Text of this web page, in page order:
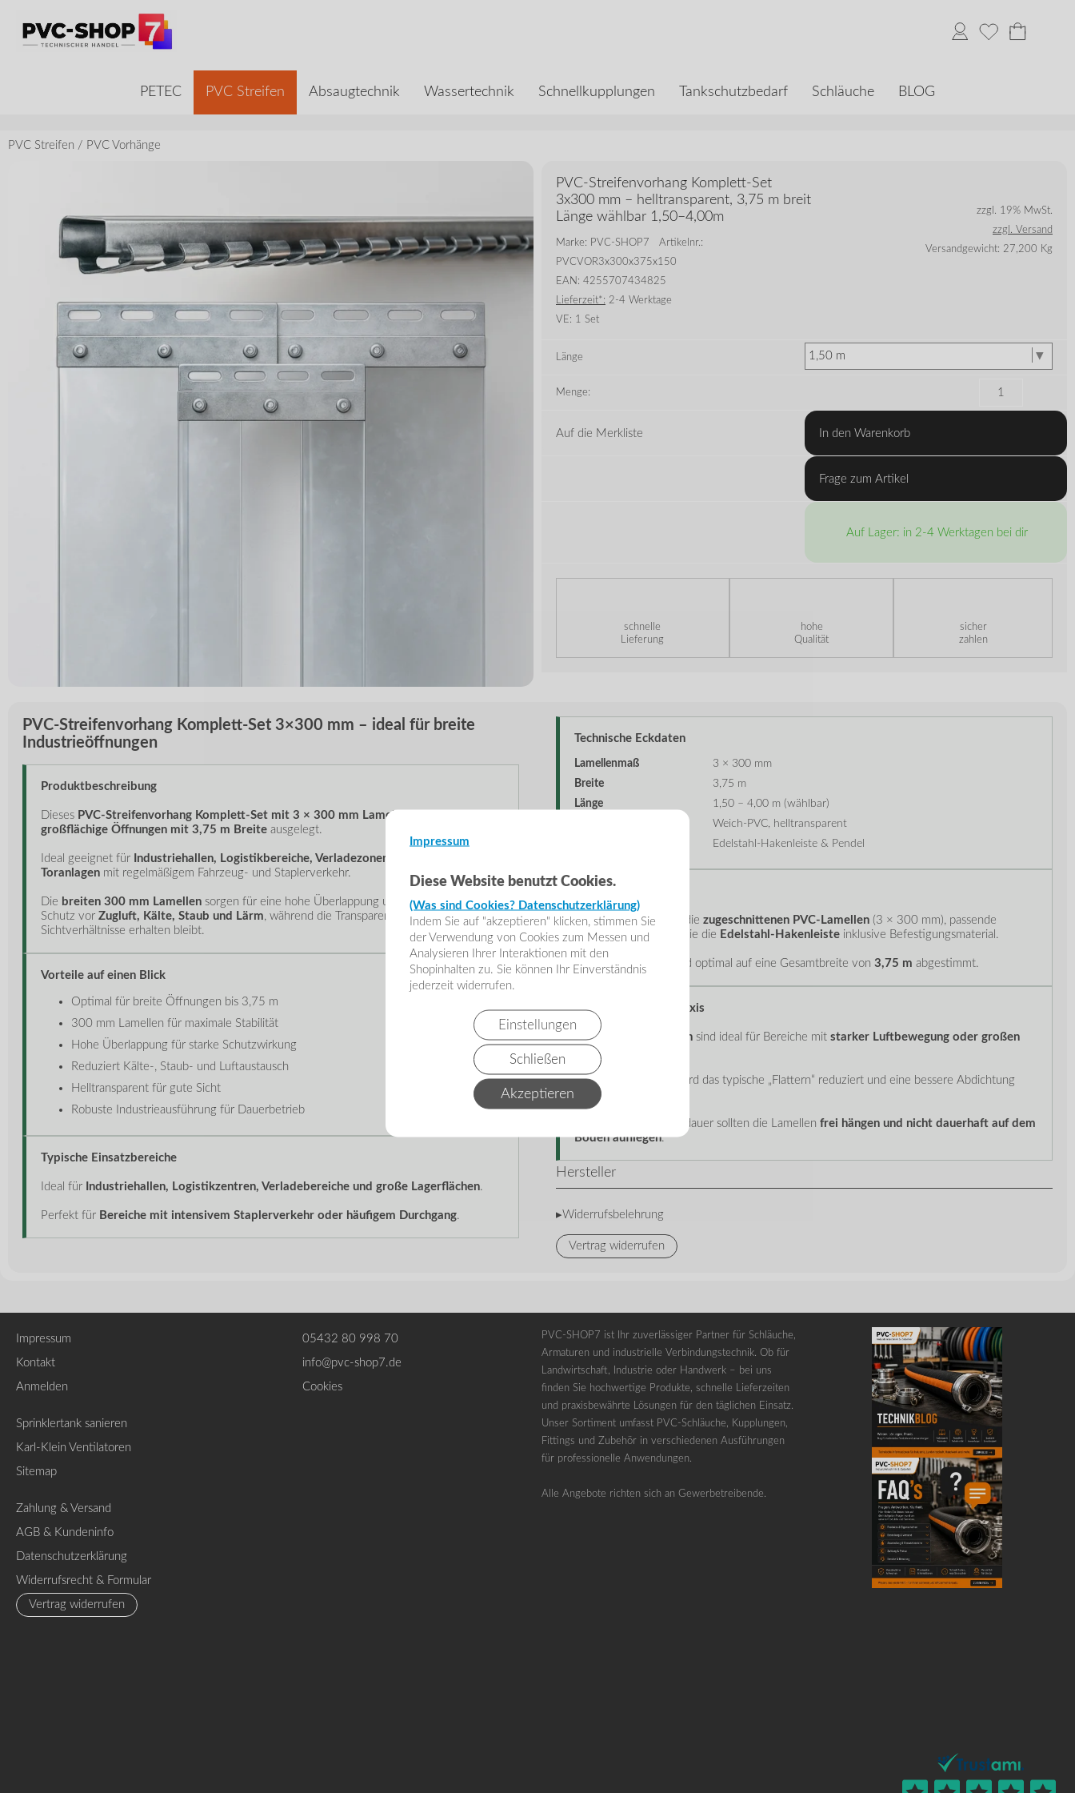
Impressum
Diese Website benutzt Cookies.
(Was sind Cookies? Datenschutzerklärung)
Indem Sie auf "akzeptieren" klicken, stimmen Sie
der Verwendung von Cookies zum Messen und
Analysieren Ihrer Interaktionen mit den
Shopinhalten zu. Sie können Ihr Einverständnis
jederzeit widerrufen.
Einstellungen
Schließen
Akzeptieren
PETEC PVC Streifen Absaugtechnik Wassertechnik Schnellkupplungen Tankschutzbedarf Schläuche BLOG
PVC Streifen / PVC Vorhänge
PVC-Streifenvorhang Komplett-Set
3x300 mm – helltransparent, 3,75 m breit
Länge wählbar 1,50–4,00m
Marke: PVC-SHOP7 Artikelnr.:
PVCVOR3x300x375x150
EAN: 4255707434825
Lieferzeit*: 2-4 Werktage
VE: 1 Set
zzgl. 19% MwSt.
zzgl. Versand
Versandgewicht: 27,200 Kg
Länge
Menge:
Auf die Merkliste In den Warenkorb
Frage zum Artikel
Auf Lager: in 2-4 Werktagen bei dir
schnelle
Lieferung
hohe
Qualität
sicher
zahlen
PVC-Streifenvorhang Komplett-Set 3×300 mm – ideal für breite
Industrieöffnungen
Produktbeschreibung
Dieses PVC-Streifenvorhang Komplett-Set mit 3 × 300 mm Lamellen
großflächige Öffnungen mit 3,75 m Breite ausgelegt.
Ideal geeignet für Industriehallen, Logistikbereiche, Verladezonen und große
Toranlagen mit regelmäßigem Fahrzeug- und Staplerverkehr.
Die breiten 300 mm Lamellen sorgen für eine hohe Überlappung und bieten effektiven
Schutz vor Zugluft, Kälte, Staub und Lärm, während die Transparenz für gute
Sichtverhältnisse erhalten bleibt.
Vorteile auf einen Blick
Optimal für breite Öffnungen bis 3,75 m
300 mm Lamellen für maximale Stabilität
Hohe Überlappung für starke Schutzwirkung
Reduziert Kälte-, Staub- und Luftaustausch
Helltransparent für gute Sicht
Robuste Industrieausführung für Dauerbetrieb
Typische Einsatzbereiche
Ideal für Industriehallen, Logistikzentren, Verladebereiche und große Lagerflächen.
Perfekt für Bereiche mit intensivem Staplerverkehr oder häufigem Durchgang.
Technische Eckdaten
Lamellenmaß
3 × 300 mm
Breite
3,75 m
Länge
1,50 – 4,00 m (wählbar)
Weich-PVC, helltransparent
Edelstahl-Hakenleiste & Pendel
Im Set enthalten sind die zugeschnittenen PVC-Lamellen (3 × 300 mm), passende
Edelstahl-Pendel
sowie die Edelstahl-Hakenleiste inklusive Befestigungsmaterial.
Alle Komponenten sind optimal auf eine Gesamtbreite von 3,75 m abgestimmt.
Hinweise aus der Praxis
Die300 mm Lamellen sind ideal für Bereiche mit starker Luftbewegung oder großen
Öffnungen
Durch ihre Stabilität wird das typische „Flattern“ reduziert und eine bessere Abdichtung
erreicht.
Für eine lange Lebensdauer sollten die Lamellen frei hängen und nicht dauerhaft auf dem
Boden aufliegen.
Hersteller
▸Widerrufsbelehrung
Vertrag widerrufen
Impressum
Kontakt
Anmelden
Sprinklertank sanieren
Karl-Klein Ventilatoren
Sitemap
Zahlung & Versand
AGB & Kundeninfo
Datenschutzerklärung
Widerrufsrecht & Formular
Vertrag widerrufen
05432 80 998 70
info@pvc-shop7.de
Cookies
PVC-SHOP7 ist Ihr zuverlässiger Partner für Schläuche,
Armaturen und industrielle Verbindungstechnik. Ob für
Landwirtschaft, Industrie oder Handwerk – bei uns
finden Sie hochwertige Produkte, schnelle Lieferzeiten
und praxisbewährte Lösungen für den täglichen Einsatz.
Unser Sortiment umfasst PVC-Schläuche, Kupplungen,
Fittings und Zubehör in verschiedenen Ausführungen
für professionelle Anwendungen.
Alle Angebote richten sich an Gewerbetreibende.